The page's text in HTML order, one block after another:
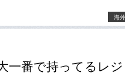
海
一番で持ってるレ